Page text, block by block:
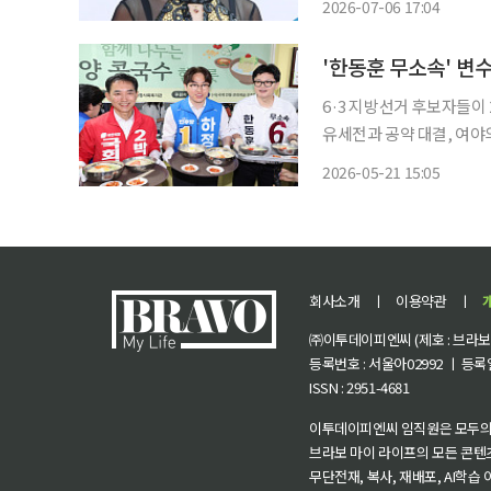
2026-07-06 17:04
6·3 지방선거 후보자들
유세전과 공약 대결, 여
2026-05-21 15:05
회사소개 ㅣ 이용약관 ㅣ
㈜이투데이피엔씨 (제호 : 브라
등록번호 : 서울아02992 ㅣ 등
ISSN : 2951-4681
이투데이피엔씨 임직원은 모두
브라보 마이 라이프의 모든 콘
무단전재, 복사, 재배포, AI학습